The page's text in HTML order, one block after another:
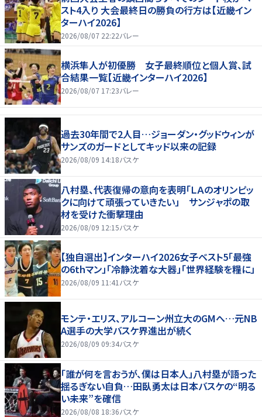
スト4入り 大会最終日の勝負の行方は【近畿イン
ターハイ2026】
2026/08/07 22:22バレー
横浜隼人が初優勝 女子最終順位と個人賞、試
合結果一覧【近畿インターハイ2026】
2026/08/07 17:23バレー
過去30年間で2人目…ジョーダン・グッドウィンが
サンズのガードとしてキッド以来の記録
2026/08/09 14:18バスケ
八村塁、代表復帰の意向を表明「ＬＡのオリンピッ
クに向けて頑張っていきたい」 サンジャポの取
材を受けた衝撃理由
2026/08/09 12:15バスケ
【独自選出】インターハイ2026女子ベスト5「最強
の6thマン」「冷静沈着な大器」「世界経験を糧に」
2026/08/09 11:41 バスケ
モンテ・エリス、アルコーン州立大のGMへ…元NB
A選手の大学バスケ界進出が続く
2026/08/09 09:34バスケ
「誰が何を言おうが、僕は日本人」八村塁が語った
揺るぎない自負…田臥勇太は日本バスケの“明る
い未来”を確信
2026/08/08 18:36バスケ